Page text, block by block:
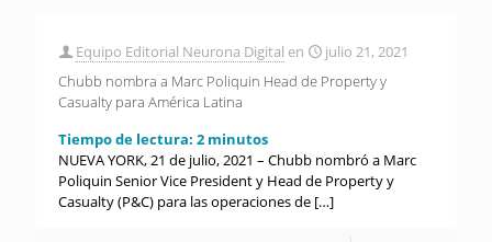
Equipo Editorial Neurona Digital en
julio 21, 2021
Chubb nombra a Marc Poliquin Head de Property y
Casualty para América Latina
Tiempo de lectura: 2 minutos
NUEVA YORK, 21 de julio, 2021 – Chubb nombró a Marc
Poliquin Senior Vice President y Head de Property y
Casualty (P&C) para las operaciones de […]